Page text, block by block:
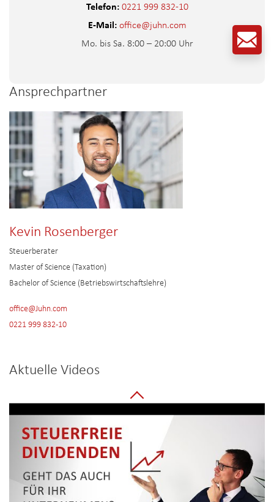
Telefon: 0221 999 832-10
E-Mail: office@juhn.com
Mo. bis Sa. 8:00 – 20:00 Uhr
Ansprechpartner
Kevin Rosenberger
Steuerberater
Master of Science (Taxation)
Bachelor of Science (Betriebswirtschaftslehre)
office@Juhn.com
0221 999 832-10
Aktuelle Videos